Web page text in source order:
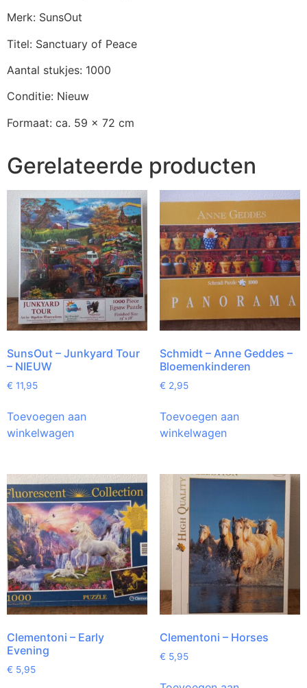
Merk: SunsOut
Titel: Sanctuary of Peace
Aantal stukjes: 1000
Conditie: Nieuw
Formaat: ca. 59 x 72 cm
Gerelateerde producten
SunsOut – Junkyard Tour
– NIEUW
€ 11,95
Toevoegen aan
winkelwagen
Schmidt – Anne Geddes –
Bloemenkinderen
€ 2,95
Toevoegen aan
winkelwagen
Clementoni – Early
Evening
€ 5,95
Clementoni – Horses
€ 5,95